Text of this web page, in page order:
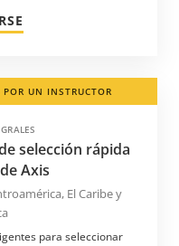
UN INSTRUCTOR
selección rápida
Axis
El Caribe y
para seleccionar